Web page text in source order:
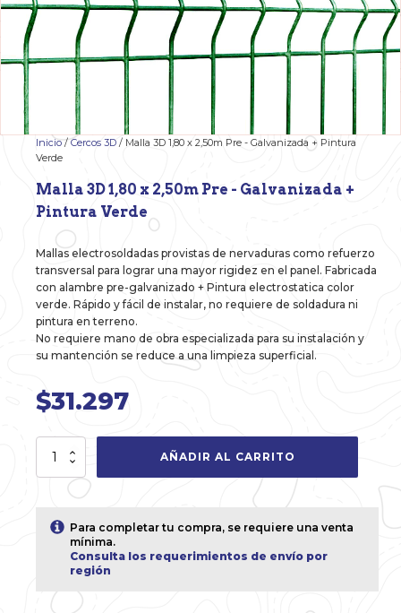
Inicio /Cercos 3D / Malla 3D 1,80 x 2,50m Pre - Galvanizada + Pintura
Verde
Malla 3D 1,80 x 2,50m Pre - Galvanizada +
Pintura Verde
Mallas electrosoldadas provistas de nervaduras como refuerzo
transversal para lograr una mayor rigidez en el panel. Fabricada
con alambre pre-galvanizado + Pintura electrostatica color
verde. Rápido y fácil de instalar, no requiere de soldadura ni
pintura en terreno.
No requiere mano de obra especializada para su instalación y
su mantención se reduce a una limpieza superficial.
$31.297
Malla
2,50m
Galvanizada
AÑADIR AL CARRITO
Para completar tu compra, se requiere una venta
mínima.
Consulta los requerimientos de envío por
región